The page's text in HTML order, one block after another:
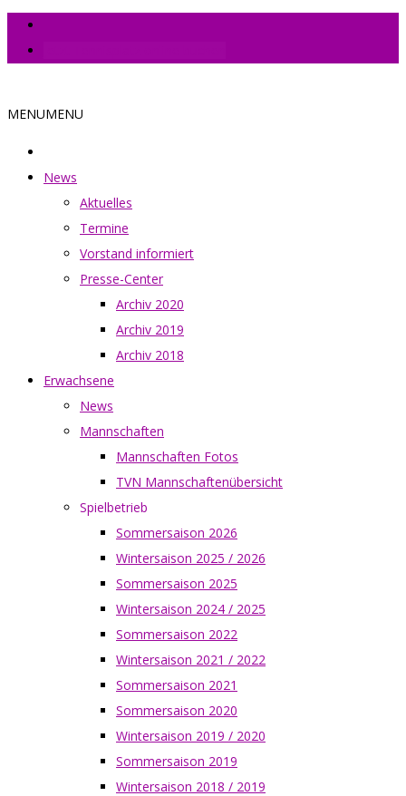
MENUMENU
News
Aktuelles
Termine
Vorstand informiert
Presse-Center
Archiv 2020
Archiv 2019
Archiv 2018
Erwachsene
News
Mannschaften
Mannschaften Fotos
TVN Mannschaftenübersicht
Spielbetrieb
Sommersaison 2026
Wintersaison 2025 / 2026
Sommersaison 2025
Wintersaison 2024 / 2025
Sommersaison 2022
Wintersaison 2021 / 2022
Sommersaison 2021
Sommersaison 2020
Wintersaison 2019 / 2020
Sommersaison 2019
Wintersaison 2018 / 2019